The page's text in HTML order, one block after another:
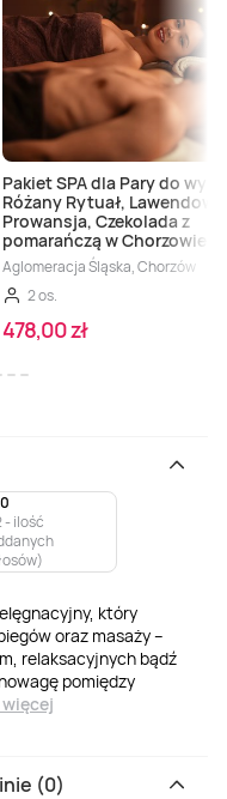
Pakiet SPA dla Pary do
Różany Rytuał, Lawendowa
Prowansja, Czekolada z
pomarańczą w Chorzowie
Aglomeracja Śląska, Chorzów
2 os.
478,00 zł
który
oraz masaży –
relaksacyjnych bądź
pomiędzy
- ilość
)
(0)